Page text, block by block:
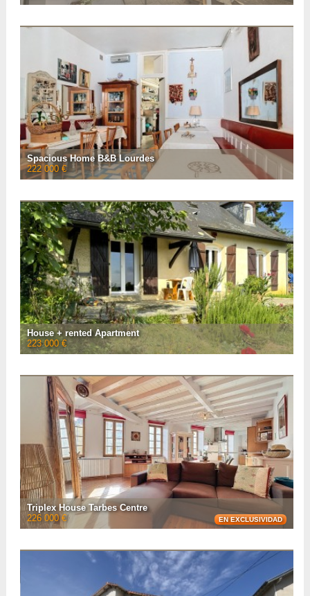
study, living room opening to a ...
• Número de habitaciones :
• Número de habitaciones :
• Espacio habitable :
• Superficie del terreno :
AF26916
• Referencia :
VER LA FICHA CON26 FOTOS
Spacious Home B&B Lourdes
222 000 €
three floors as well as a ...
12
• Número de habitaciones :
10
• Número de habitaciones :
200 m²
• Espacio habitable :
AF26486
• Referencia :
VER LA FICHA CON12FOTOS
House + rented Apartment
223 000 €
is composed of 2 bedr ...
6
• Número de habitaciones :
3
• Número de habitaciones :
147 m²
• Espacio habitable :
1 000 m²
• Superficie del terreno :
AF26431
• Referencia :
VER LA FICHA CON11FOTOS
Triplex House Tarbes Centre
EN EXCLUSIVIDAD
226 000 €
bedroom, two other bedroo ...
• Número de habitaciones :
135 m²
• Superficie del terreno :